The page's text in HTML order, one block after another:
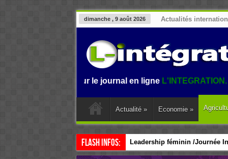
dimanche , 9 août 2026 Actualités
sur le journal en ligneL'INTEGRATION.
Actualité » Economie »
Flash Infos: Leadership féminin /Journée